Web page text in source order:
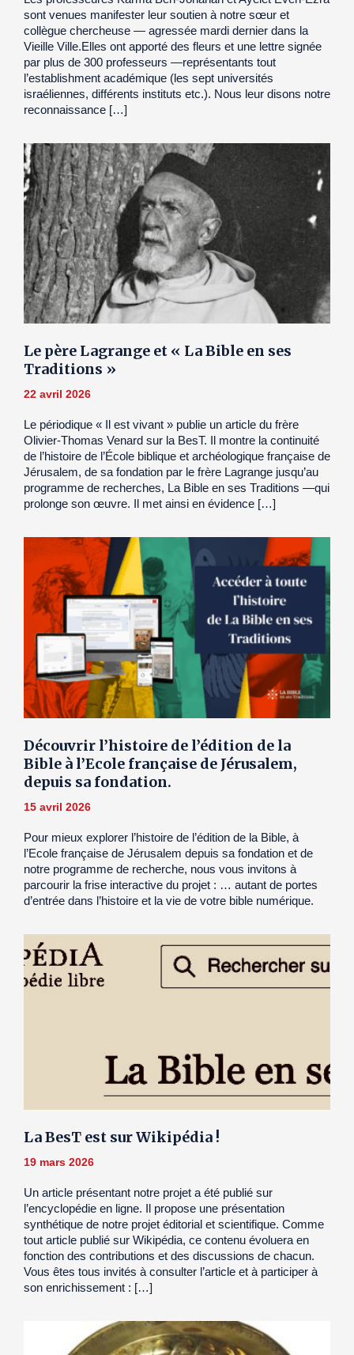
sont venues manifester leur soutien à notre sœur et
collègue chercheuse — agressée mardi dernier dans la
Vieille Ville.Elles ont apporté des fleurs et une lettre signée
par plus de 300 professeurs —représentants tout
l’establishment académique (les sept universités
israéliennes, différents instituts etc.). Nous leur disons notre
reconnaissance […]
Le père Lagrange et « La Bible en ses
Traditions »
22 avril 2026
Le périodique « Il est vivant » publie un article du frère
Olivier-Thomas Venard sur la BesT. Il montre la continuité
de l’histoire de l’École biblique et archéologique française de
Jérusalem, de sa fondation par le frère Lagrange jusqu’au
programme de recherches, La Bible en ses Traditions —qui
prolonge son œuvre. Il met ainsi en évidence […]
Découvrir l’histoire de l’édition de la
Bible à l’Ecole française de Jérusalem,
depuis sa fondation.
15 avril 2026
Pour mieux explorer l’histoire de l’édition de la Bible, à
l’Ecole française de Jérusalem depuis sa fondation et de
notre programme de recherche, nous vous invitons à
parcourir la frise interactive du projet : … autant de portes
d’entrée dans l’histoire et la vie de votre bible numérique.
La BesT est sur Wikipédia !
19 mars 2026
Un article présentant notre projet a été publié sur
l’encyclopédie en ligne. Il propose une présentation
synthétique de notre projet éditorial et scientifique. Comme
tout article publié sur Wikipédia, ce contenu évoluera en
fonction des contributions et des discussions de chacun.
Vous êtes tous invités à consulter l’article et à participer à
son enrichissement : […]